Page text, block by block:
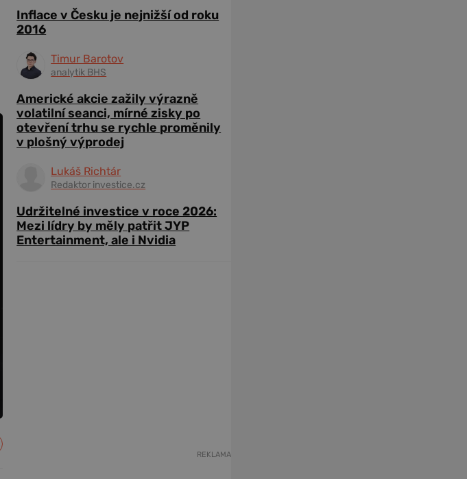
Inflace v Česku je nejnižší od roku
2016
Timur Barotov
analytik BHS
Americké akcie zažily výrazně
volatilní seanci, mírné zisky po
otevření trhu se rychle proměnily
v plošný výprodej
Lukáš Richtár
Redaktor investice.cz
Udržitelné investice v roce 2026:
Mezi lídry by měly patřit JYP
Entertainment, ale i Nvidia
REKLAMA